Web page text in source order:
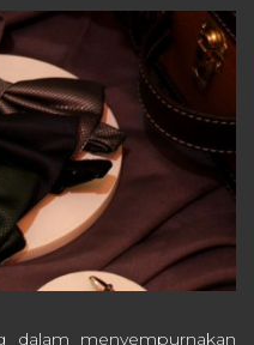
menyempurnakan